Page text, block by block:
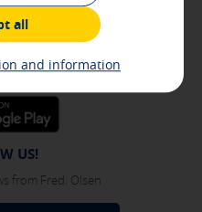
US!
from Fred. Olsen
all
and information
cookies
advertising related to your
you browse. They do not
are based on the unique
and Internet device.